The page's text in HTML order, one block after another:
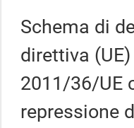
Schema di
direttiva
2011/36/UE
repressione